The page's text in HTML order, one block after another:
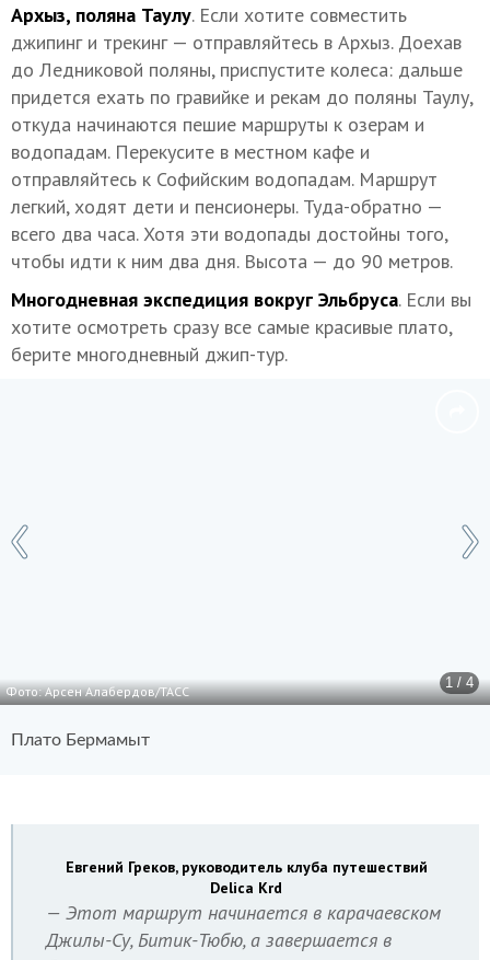
Архыз, поляна Таулу. Если хотите совместить
джипинг и трекинг — отправляйтесь в Архыз. Доехав
до Ледниковой поляны, приспустите колеса: дальше
придется ехать по гравийке и рекам до поляны Таулу,
откуда начинаются пешие маршруты к озерам и
водопадам. Перекусите в местном кафе и
отправляйтесь к Софийским водопадам. Маршрут
легкий, ходят дети и пенсионеры. Туда-обратно —
всего два часа. Хотя эти водопады достойны того,
чтобы идти к ним два дня. Высота — до 90 метров.
Многодневная экспедиция вокруг Эльбруса. Если вы
хотите осмотреть сразу все самые красивые плато,
берите многодневный джип-тур.
1 / 4
Фото: Арсен Алабердов/ТАСС
Плато Бермамыт
Евгений Греков, руководитель клуба путешествий
Delica Krd
— Этот маршрут начинается в карачаевском
Джилы-Су, Битик-Тюбю, а завершается в